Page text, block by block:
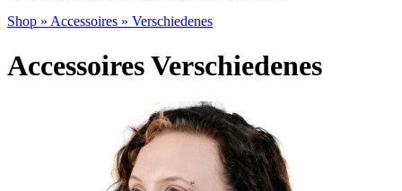
Shop » Accessoires » Verschiedenes
Accessoires Verschiedenes